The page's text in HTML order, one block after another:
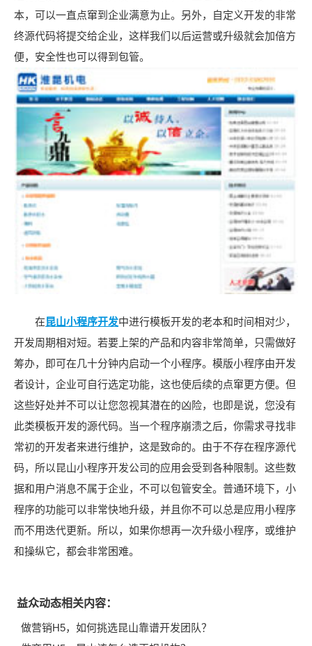
本，可以一直点窜到企业满意为止。另外，自定义开发的非常
终源代码将提交给企业，这样我们以后运营或升级就会加倍方
便，安全性也可以得到包管。
在昆山小程序开发中进行模板开发的老本和时间相对少，
开发周期相对短。若要上架的产品和内容非常简单，只需做好
筹办，即可在几十分钟内启动一个小程序。模版小程序由开发
者设计，企业可自行选定功能，这也使后续的点窜更方便。但
这些好处并不可以让您忽视其潜在的凶险，也即是说，您没有
此类模板开发的源代码。当一个程序崩溃之后，你需求寻找非
常初的开发者来进行维护，这是致命的。由于不存在程序源代
码，所以昆山小程序开发公司的应用会受到各种限制。这些数
据和用户消息不属于企业，不可以包管安全。普通环境下，小
程序的功能可以非常快地升级，并且你不可以总是应用小程序
而不用迭代更新。所以，如果你想再一次升级小程序，或维护
和操纵它，都会非常困难。
益众动态相关内容：
做营销H5，如何挑选昆山靠谱开发团队？